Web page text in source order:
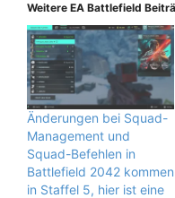
Weitere EA Battlefield
Änderungen bei Squad-
Management und
Squad-Befehlen in
Battlefield 2042 kommen
in Staffel 5, hier ist eine